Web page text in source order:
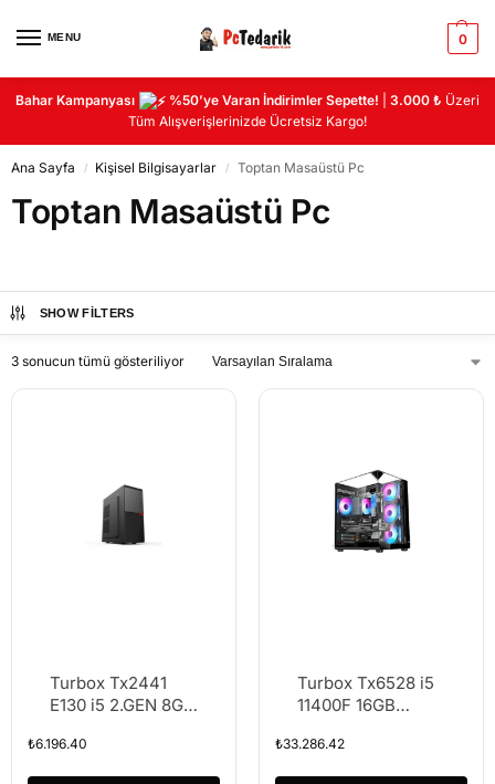
MENU 0
Bahar Kampanyası %50’ye Varan İndirimler Sepette! |3.000 ₺ Üzeri
Tüm Alışverişlerinizde Ücretsiz Kargo!
Ana Sayfa / Kişisel Bilgisayarlar / Toptan Masaüstü Pc
Toptan Masaüstü Pc
SHOW FILTERS
3 sonucun tümü gösteriliyor
Turbox Tx2441
E130 i5 2.GEN 8GB
NVMe SSD
₺6.196.40
Turbox Tx6528 i5
11400F 16GB
RTX3050 SADECE
KASA
₺33.286.42